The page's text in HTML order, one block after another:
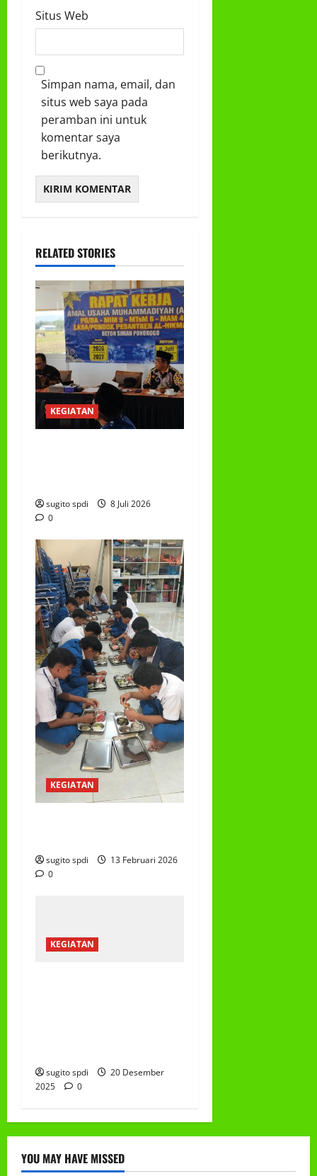
Situs Web
Simpan nama, email, dan
situs web saya pada
peramban ini untuk
komentar saya
berikutnya.
RELATED STORIES
KEGIATAN
sugito spdi
8 Juli 2026
0
KEGIATAN
sugito spdi
13 Februari 2026
0
KEGIATAN
sugito spdi
20 Desember
2025
0
YOU MAY HAVE MISSED